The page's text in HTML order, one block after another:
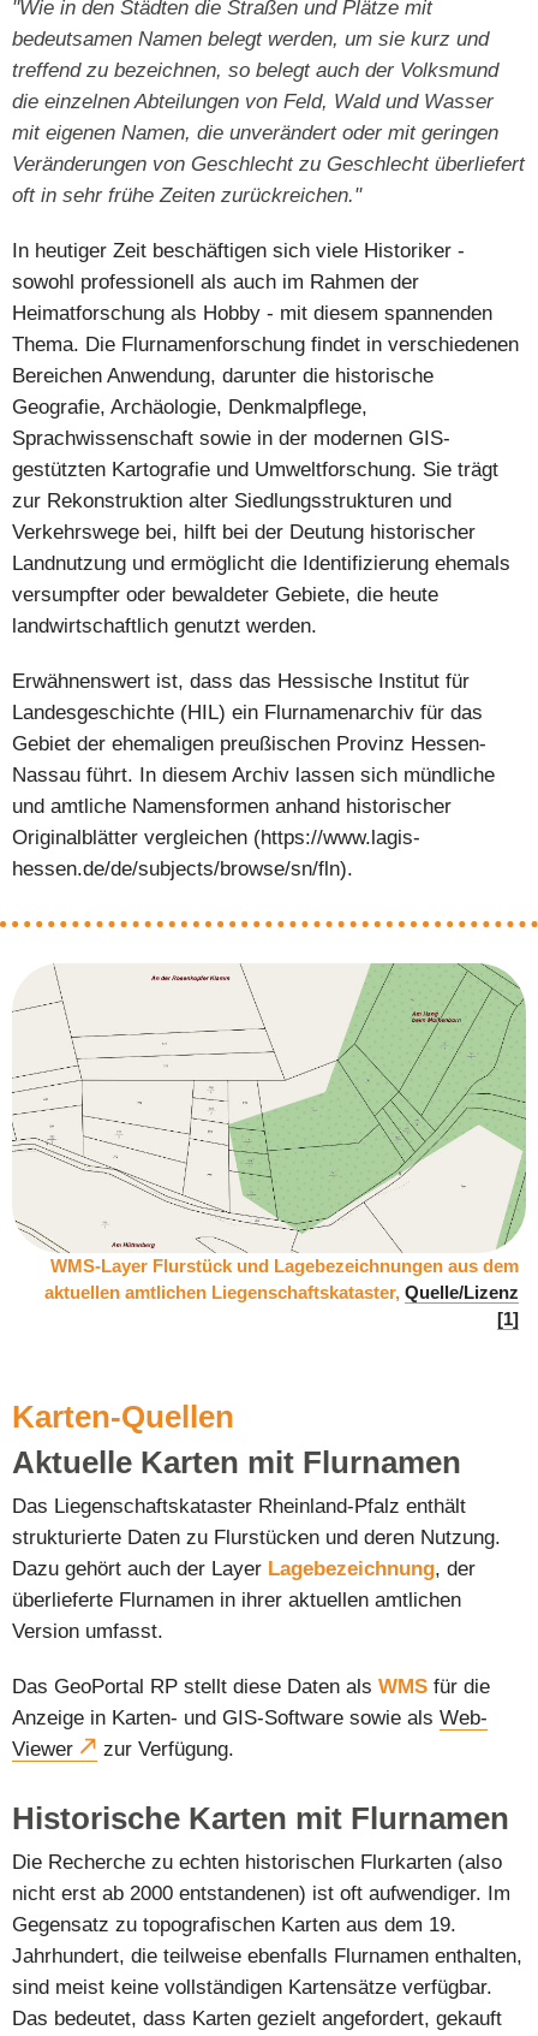
"Wie in den Städten die Straßen und Plätze mit
bedeutsamen Namen belegt werden, um sie kurz und
treffend zu bezeichnen, so belegt auch der Volksmund
die einzelnen Abteilungen von Feld, Wald und Wasser
mit eigenen Namen, die unverändert oder mit geringen
Veränderungen von Geschlecht zu Geschlecht überliefert
oft in sehr frühe Zeiten zurückreichen."
In heutiger Zeit beschäftigen sich viele Historiker -
sowohl professionell als auch im Rahmen der
Heimatforschung als Hobby - mit diesem spannenden
Thema. Die Flurnamenforschung findet in verschiedenen
Bereichen Anwendung, darunter die historische
Geografie, Archäologie, Denkmalpflege,
Sprachwissenschaft sowie in der modernen GIS-
gestützten Kartografie und Umweltforschung. Sie trägt
zur Rekonstruktion alter Siedlungsstrukturen und
Verkehrswege bei, hilft bei der Deutung historischer
Landnutzung und ermöglicht die Identifizierung ehemals
versumpfter oder bewaldeter Gebiete, die heute
landwirtschaftlich genutzt werden.
Erwähnenswert ist, dass das Hessische Institut für
Landesgeschichte (HIL) ein Flurnamenarchiv für das
Gebiet der ehemaligen preußischen Provinz Hessen-
Nassau führt. In diesem Archiv lassen sich mündliche
und amtliche Namensformen anhand historischer
Originalblätter vergleichen (https://www.lagis-
hessen.de/de/subjects/browse/sn/fln).
WMS-Layer Flurstück und Lagebezeichnungen aus dem
aktuellen amtlichen Liegenschaftskataster, Quelle/Lizenz
[1]
Karten-Quellen
Aktuelle Karten mit Flurnamen
Das Liegenschaftskataster Rheinland-Pfalz enthält
strukturierte Daten zu Flurstücken und deren Nutzung.
Dazu gehört auch der Layer Lagebezeichnung, der
überlieferte Flurnamen in ihrer aktuellen amtlichen
Version umfasst.
Das GeoPortal RP stellt diese Daten als WMS für die
Anzeige in Karten- und GIS-Software sowie als Web-
Viewer
zur Verfügung.
Historische Karten mit Flurnamen
Die Recherche zu echten historischen Flurkarten (also
nicht erst ab 2000 entstandenen) ist oft aufwendiger. Im
Gegensatz zu topografischen Karten aus dem 19.
Jahrhundert, die teilweise ebenfalls Flurnamen enthalten,
sind meist keine vollständigen Kartensätze verfügbar.
Das bedeutet, dass Karten gezielt angefordert, gekauft